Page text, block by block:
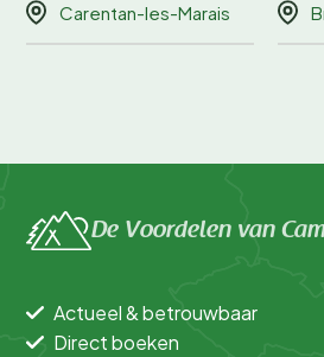
Carentan-les-Marais
De Voordelen van
Actueel & betrouwbaar
Direct boeken